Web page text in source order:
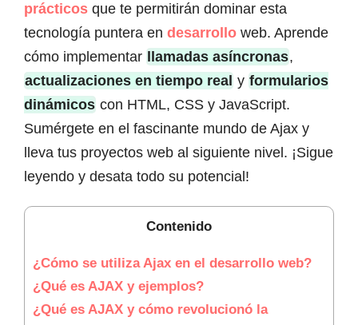
prácticos que te permitirán dominar esta
tecnología puntera en desarrollo web. Aprende
cómo implementar
llamadas asíncronas,
actualizaciones en tiempo real y formularios
dinámicos con HTML, CSS y JavaScript.
Sumérgete en el fascinante mundo de Ajax y
lleva tus proyectos web al siguiente nivel. ¡Sigue
leyendo y desata todo su potencial!
Contenido
¿Cómo se utiliza Ajax en el desarrollo web?
¿Qué es AJAX y ejemplos?
¿Qué es AJAX y cómo revolucionó la